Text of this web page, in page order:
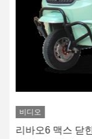
비디오
리바오6 맥스 닫